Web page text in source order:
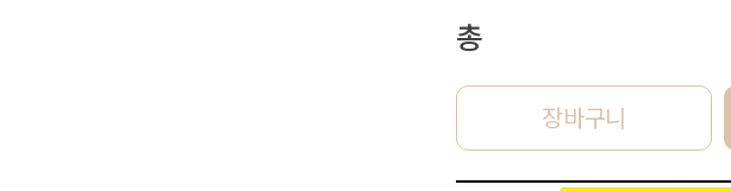
총
장바구니